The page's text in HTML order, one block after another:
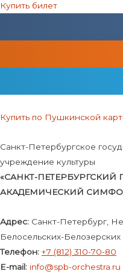
Купить билет
Купить по Пушкинской
Санкт-Петербургское
учреждение культуры
«САНКТ-ПЕТЕРБУРГСКИЙ
АКАДЕМИЧЕСКИЙ
Адрес: Санкт-Петербург,
Белосельских-Белозерских
Телефон: +7 (812) 310-70-80
E-mail: info@spb-orchestra.ru